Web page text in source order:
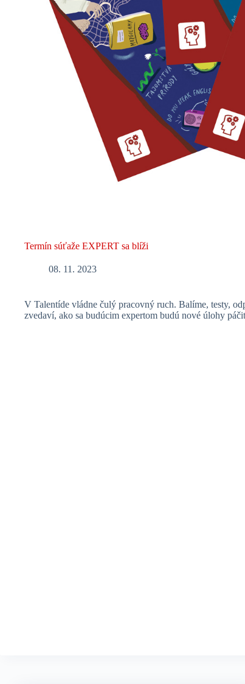
Termín súťaže EXPERT sa blíži
08. 11. 2023
V Talentíde vládne čulý pracovný ruch. Balíme, testy,
zvedaví, ako sa budúcim expertom budú nové úlohy